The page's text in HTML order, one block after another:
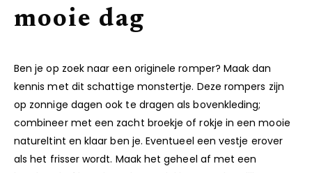
mooie dag
Ben je op zoek naar een originele romper? Maak dan
kennis met dit schattige monstertje. Deze rompers zijn
op zonnige dagen ook te dragen als bovenkleding;
combineer met een zacht broekje of rokje in een mooie
natureltint en klaar ben je. Eventueel een vestje erover
als het frisser wordt. Maak het geheel af met een